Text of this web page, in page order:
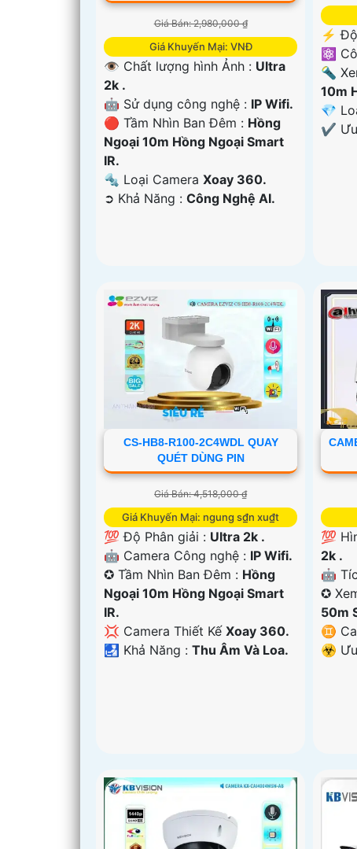
Giá Bán: 2,980,000 ₫
Giá Khuyến Mại: VNĐ
👁 Chất lượng hình Ảnh : Ultra
2k .
🤖️ Sử dụng công nghệ : IP Wifi.
🔴 Tầm Nhìn Ban Đêm : Hồng
Ngoại 10m Hồng Ngoại Smart
IR.
🔩 Loại Camera Xoay 360.
️➲ Khả Năng : Công Nghệ AI.
️⚡
⚛️
🔦
10m
💎
️✔️
CS-HB8-R100-2C4WDL QUAY
QUÉT DÙNG PIN
Giá Bán: 4,518,000 ₫
Giá Khuyến Mại: ngung s₫n xu₫t
💯 Độ Phân giải : Ultra 2k .
🤖️ Camera Công nghệ : IP Wifi.
✪ Tầm Nhìn Ban Đêm : Hồng
Ngoại 10m Hồng Ngoại Smart
IR.
💢 Camera Thiết Kế Xoay 360.
️🛃 Khả Năng : Thu Âm Và Loa.
💯
2k .
🤖️
✪
50m
♊
️☣️